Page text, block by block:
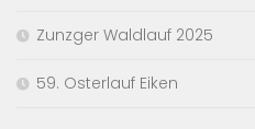
Zunzger Waldlauf 2025
59. Osterlauf Eiken